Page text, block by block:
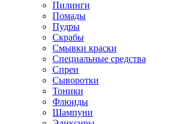
Пилинги
Помады
Пудры
Скрабы
Смывки краски
Специальные средства
Спреи
Сыворотки
Тоники
Флюиды
Шампуни